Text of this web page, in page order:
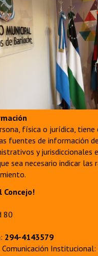
física o jurídica, tiene
fuentes de información
y jurisdiccionales
sea necesario indicar las
Concejo!
80
294-4143579
Institucional: